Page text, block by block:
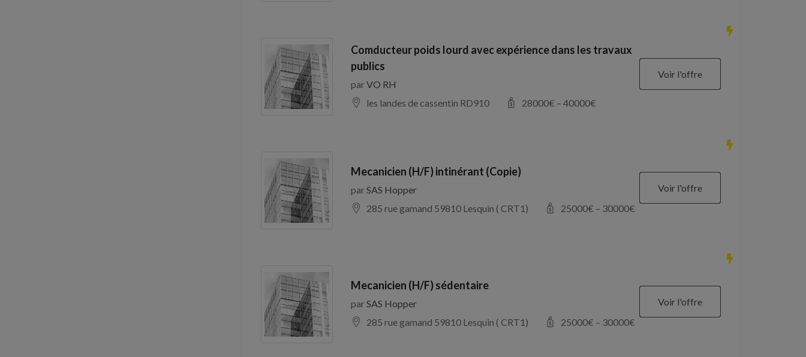
Comducteur poids lourd avec expérience dans les travaux
publics
parVO RH
les landes de cassentin RD910
28000€ – 40000€
Voir l'offre
Mecanicien (H/F) intinérant (Copie)
parSAS Hopper
285 rue gamand 59810 Lesquin ( CRT1)
25000€ – 30000€
Voir l'offre
Mecanicien (H/F) sédentaire
parSAS Hopper
285 rue gamand 59810 Lesquin ( CRT1)
25000€ – 30000€
Voir l'offre